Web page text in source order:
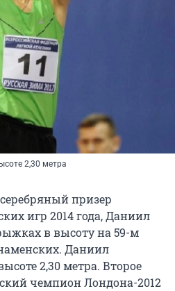
2,30 метра
призер
игр 2014 года, Даниил
в высоту на 59-м
Даниил
2,30 метра. Второе
чемпион Лондона-2012